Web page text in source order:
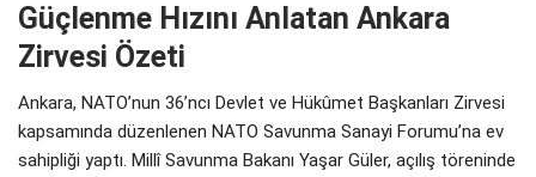
Güçlenme Hızını Anlatan Ankara
Zirvesi Özeti
Ankara, NATO’nun 36’ncı Devlet ve Hükûmet Başkanları Zirvesi
kapsamında düzenlenen NATO Savunma Sanayi Forumu’na ev
sahipliği yaptı. Millî Savunma Bakanı Yaşar Güler, açılış töreninde